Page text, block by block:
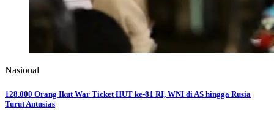
Nasional
128.000 Orang Ikut War Ticket HUT ke-81 RI, WNI di AS hingga Rusia
Turut Antusias